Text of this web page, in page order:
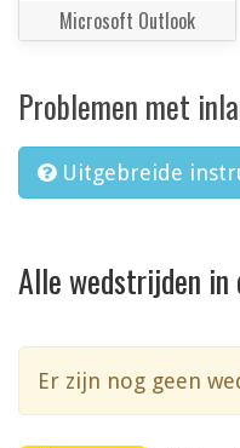
Microsoft Outlook
Problemen met
Uitgebreide
Alle wedstrijden in
Er zijn nog geen